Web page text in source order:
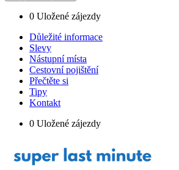
0 Uložené zájezdy
Důležité informace
Slevy
Nástupní místa
Cestovní pojištění
Přečtěte si
Tipy
Kontakt
0 Uložené zájezdy